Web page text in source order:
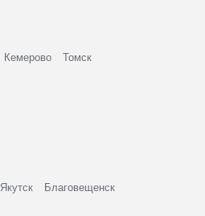
Кемерово Томск
Якутск
Благовещенск